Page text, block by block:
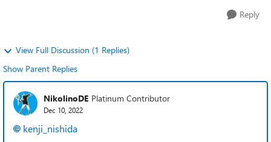
Reply
View Full Discussion (1 Replies)
Show Parent Replies
NikolinoDE Platinum Contributor
Dec 10, 2022
kenji_nishida